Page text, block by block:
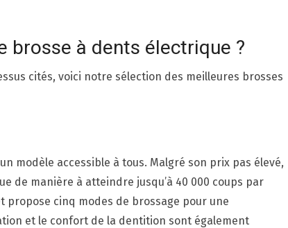
brosse à dents électrique ?
cités, voici notre sélection des meilleures brosses
modèle accessible à tous. Malgré son prix pas élevé,
de manière à atteindre jusqu’à 40 000 coups par
propose cinq modes de brossage pour une
et le confort de la dentition sont également